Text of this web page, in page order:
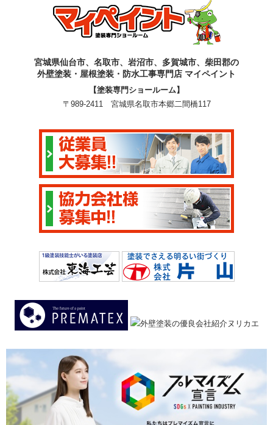
宮城県仙台市、名取市、岩沼市、多賀城市、柴田郡の
外壁塗装・屋根塗装・防水工事専門店 マイペイント
【塗装専門ショールーム】
〒989-2411 宮城県名取市本郷二間橋117